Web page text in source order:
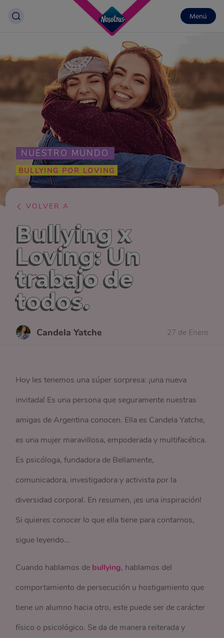
Menú
NUESTRO MUNDO
BULLYING POR LOVING
VOLVER A
Bullying x
Loving: Un
trabajo de
todos.
Candela Yatche 27 de Enero
Hoy les tenemos una súper sorpresa: ¡una nueva
invitada! Es una persona que seguramente nuestras
amigas de Argentina conocen. Ella es Candela Yatche,
es una mujer maravillosa, empoderada y multifacética.
Es psicóloga, fundadora de Bellamente,
comunicadora, investigadora y activista por la
diversidad corporal. En resumen, ¡es una inspiración!
Si quieres conocer lo que ella tiene para contarnos,
sigue leyendo...
Cuando hablamos de bullying, hablamos del
comportamiento de persecución u hostigamiento que
tiene un alumno hacia otro, este puede ser de carácter
físico o psicológico. Se da de manera reiterada y